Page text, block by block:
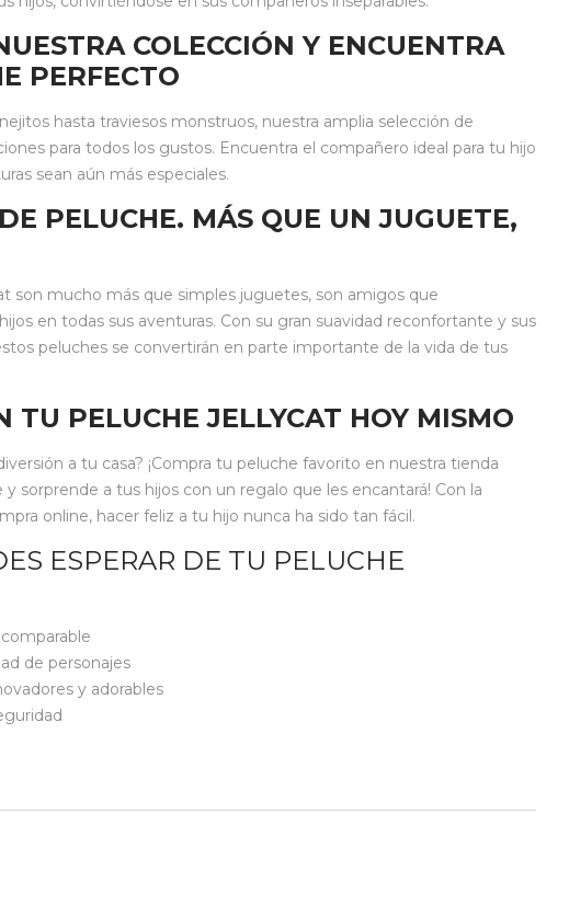
COLECCIÓN Y ENCUENTRA
PERFECTO
hasta traviesos monstruos, nuestra amplia selección de
para todos los gustos. Encuentra el compañero ideal para tu hijo
sean aún más especiales.
PELUCHE. MÁS QUE UN JUGUETE,
son mucho más que simples juguetes, son amigos que
en todas sus aventuras. Con su gran suavidad reconfortante y sus
peluches se convertirán en parte importante de la vida de tus
TU PELUCHE JELLYCAT HOY MISMO
a tu casa? ¡Compra tu peluche favorito en nuestra tienda
sorprende a tus hijos con un regalo que les encantará! Con la
online, hacer feliz a tu hijo nunca ha sido tan fácil.
ESPERAR DE TU PELUCHE
de personajes
y adorables